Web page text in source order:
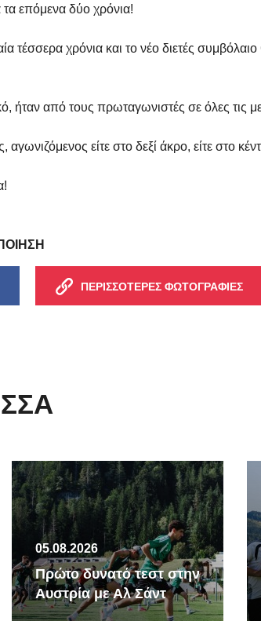
τα επόμενα δύο χρόνια!
χρόνια και το νέο διετές
από τους πρωταγωνιστές σε όλες τις
είτε στο δεξί άκρο, είτε στο
ΠΕΡΙΣΣΟΤΕΡΕΣ ΦΩΤΟΓΡΑΦΙΕΣ
05.08.2026
Πρώτο δυνατό τεστ στην
Αυστρία με Αλ Σάντ